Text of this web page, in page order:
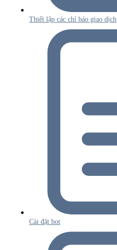
Thiết lập các chỉ báo giao dịch
Cài đặt bot